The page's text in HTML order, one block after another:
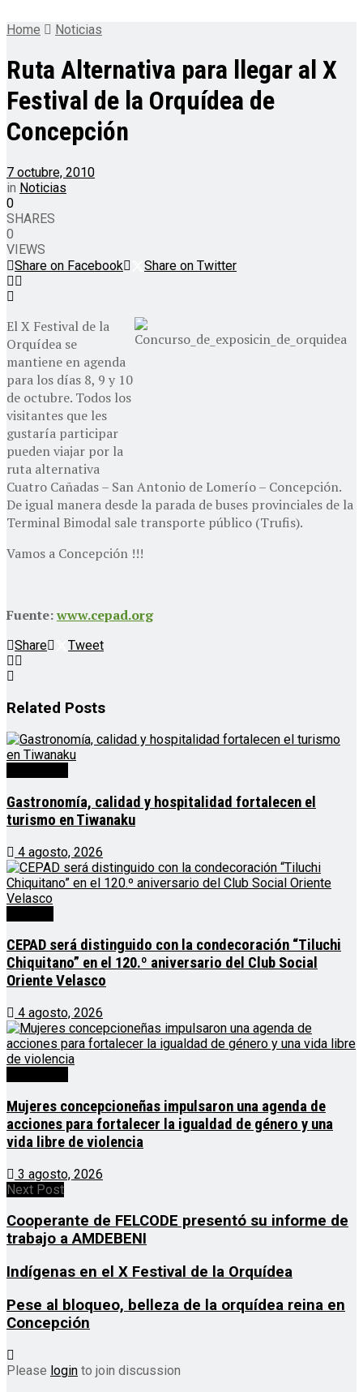
Home Noticias
Ruta Alternativa para llegar al X
Festival de la Orquídea de
Concepción
7 octubre, 2010
in Noticias
0
SHARES
0
VIEWS
Share on Facebook
Share on Twitter
El X Festival de la
Orquídea se
mantiene en agenda
para los días 8, 9 y 10
de octubre. Todos los
visitantes que les
gustaría participar
pueden viajar por la
ruta alternativa
Cuatro Cañadas – San Antonio de Lomerío – Concepción.
De igual manera desde la parada de buses provinciales de la
Terminal Bimodal sale transporte público (Trufis).
Vamos a Concepción !!!
Fuente:www.cepad.org
Share Tweet
Related Posts
Gastronomía, calidad y hospitalidad fortalecen el
turismo en Tiwanaku
4 agosto, 2026
CEPAD será distinguido con la condecoración “Tiluchi
Chiquitano” en el 120.º aniversario del Club Social
Oriente Velasco
4 agosto, 2026
Mujeres concepcioneñas impulsaron una agenda de
acciones para fortalecer la igualdad de género y una
vida libre de violencia
3 agosto, 2026
Next Post
Cooperante de FELCODE presentó su informe de
trabajo a AMDEBENI
Indígenas en el X Festival de la Orquídea
Pese al bloqueo, belleza de la orquídea reina en
Concepción
Please login to join discussion